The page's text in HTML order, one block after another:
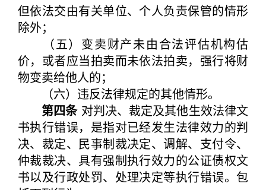
但依法交由有关单位、个人负责保管的情形
除外；
（五）变卖财产未由合法评估机构估
价，或者应当拍卖而未依法拍卖，强行将财
物变卖给他人的；
（六）违反法律规定的其他情形。
第四条对判决、裁定及其他生效法律文
书执行错误，是指对已经发生法律效力的判
决、裁定、民事制裁决定、调解、支付令、
仲裁裁决、具有强制执行效力的公证债权文
书以及行政处罚、处理决定等执行错误。包